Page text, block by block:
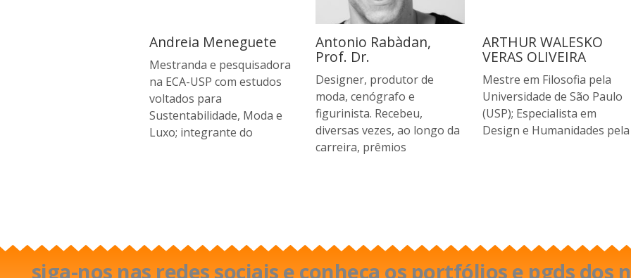
Andreia Meneguete
Mestranda e pesquisadora
na ECA-USP com estudos
voltados para
Sustentabilidade, Moda e
Luxo; integrante do
Antonio Rabàdan,
Prof. Dr.
Designer, produtor de
moda, cenógrafo e
figurinista. Recebeu,
diversas vezes, ao longo da
carreira, prêmios
ARTHUR WALESKO
VERAS OLIVEIRA
Mestre em Filosofia pela
Universidade de São Paulo
(USP); Especialista em
Design e Humanidades pela
siga-nos nas redes sociais e conheça os portfólios e pgds